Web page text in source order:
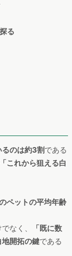
る
るのは約3割である
これから狙える白
ペットの平均年齢
なく、
「既に数
開拓の鍵である